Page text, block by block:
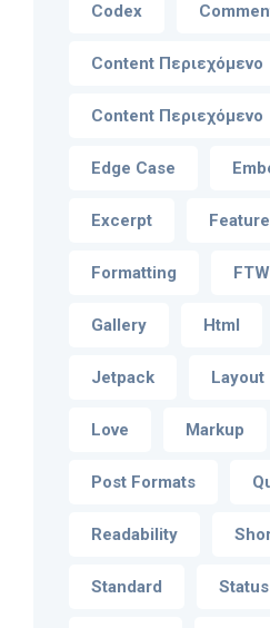
Codex
Content Περιεχόμενο
Content Περιεχόμενο
Edge Case
Excerpt
Formatting FTW
Gallery Html
Jetpack Layout
Love Markup
Post Formats
Readability
Standard Status